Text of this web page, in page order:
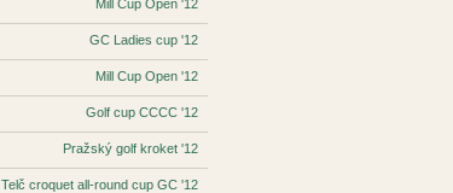
Mill Cup Open '12
GC Ladies cup '12
Mill Cup Open '12
Golf cup CCCC '12
Pražský golf kroket '12
Telč croquet all-round cup GC '12